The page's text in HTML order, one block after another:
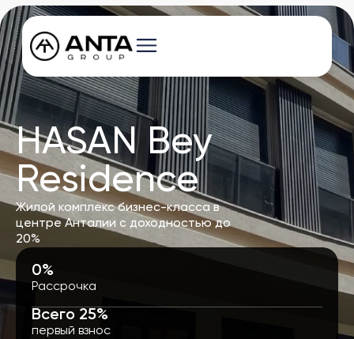
HASAN Bey
Residence
Жилой комплекс бизнес-класса в
центре Анталии с доходностью до
20%
Рассрочка
0%
первый взнос
Всего 25%